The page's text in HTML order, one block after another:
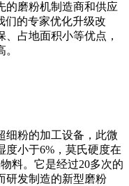
的磨粉机制造商和供应
们的专家优化升级改
占地面积小等优点，
细粉的加工设备，此微
度小于6%，莫氏硬度在
料。它是经过20多次的
研发制造的新型磨粉